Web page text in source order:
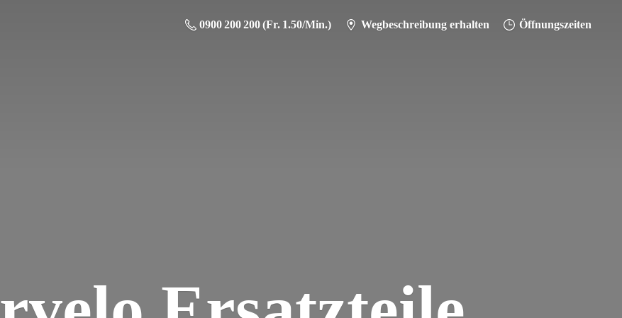
0900 200 200 (Fr. 1.50/Min.) Wegbeschreibung erhalten Öffnungszeiten